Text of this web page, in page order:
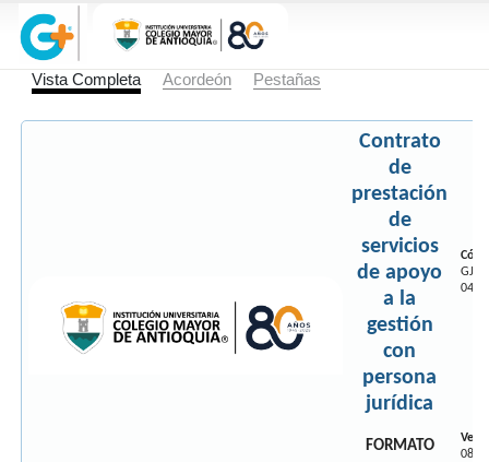
Visualización Documento
Vista Completa Acordeón Pestañas
Contrato
de
prestación
de
servicios
de apoyo
a la
gestión
con
persona
jurídica
GJ-
043
FORMATO
08